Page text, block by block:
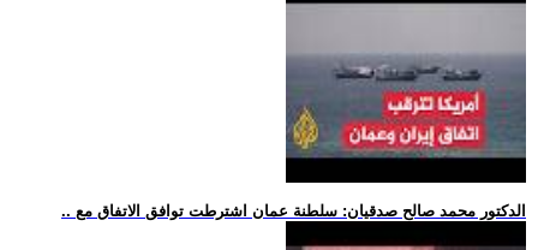
.. الدكتور محمد صالح صدقيان: سلطنة عمان اشترطت توافق الاتفاق مع